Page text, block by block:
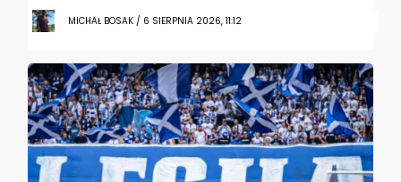
MICHAŁ BOSAK / 6 SIERPNIA 2026, 11:12